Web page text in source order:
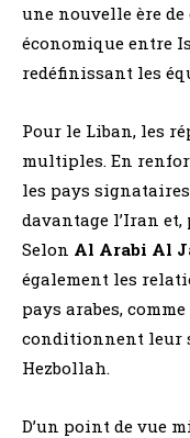
une nouvelle ère
économique entre
redéfinissant les
Pour le Liban, les
multiples. En
les pays
davantage l’Iran
Selon Al Arabi Al
également les
pays arabes,
conditionnent leur
Hezbollah.
D’un point de vue